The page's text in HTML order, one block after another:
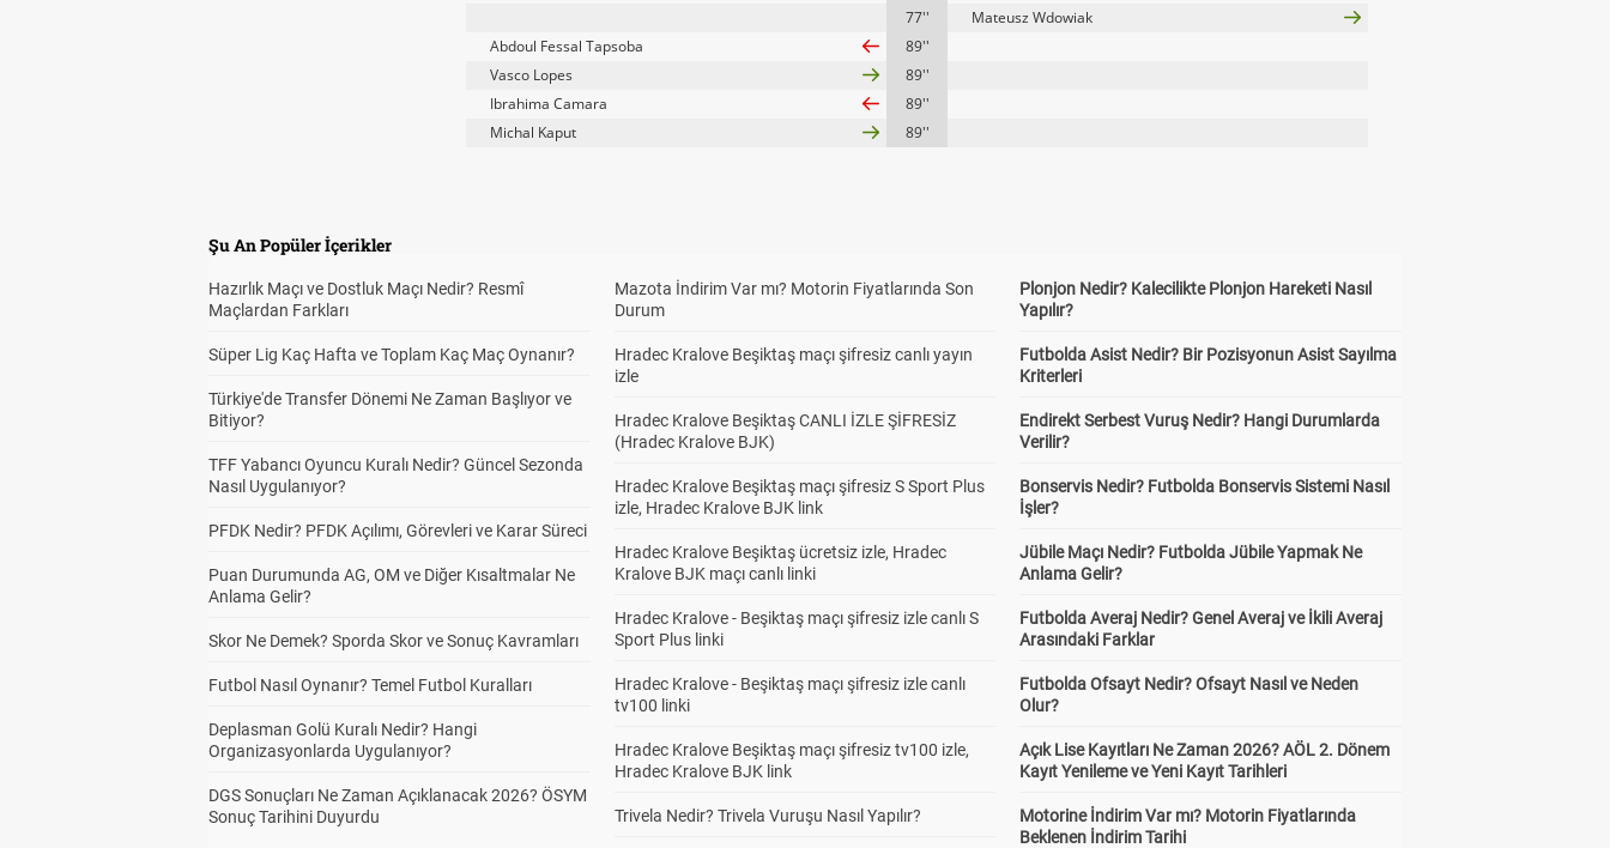
77''
Mateusz Wdowiak
Abdoul Fessal Tapsoba
89''
Vasco Lopes
89''
Ibrahima Camara
89''
Michal Kaput
89''
Şu An Popüler İçerikler
Hazırlık Maçı ve Dostluk Maçı Nedir? Resmî
Maçlardan Farkları
Süper Lig Kaç Hafta ve Toplam Kaç Maç Oynanır?
Türkiye'de Transfer Dönemi Ne Zaman Başlıyor ve
Bitiyor?
TFF Yabancı Oyuncu Kuralı Nedir? Güncel Sezonda
Nasıl Uygulanıyor?
PFDK Nedir? PFDK Açılımı, Görevleri ve Karar Süreci
Puan Durumunda AG, OM ve Diğer Kısaltmalar Ne
Anlama Gelir?
Skor Ne Demek? Sporda Skor ve Sonuç Kavramları
Futbol Nasıl Oynanır? Temel Futbol Kuralları
Deplasman Golü Kuralı Nedir? Hangi
Organizasyonlarda Uygulanıyor?
DGS Sonuçları Ne Zaman Açıklanacak 2026? ÖSYM
Sonuç Tarihini Duyurdu
Mazota İndirim Var mı? Motorin Fiyatlarında Son
Durum
Hradec Kralove Beşiktaş maçı şifresiz canlı yayın
izle
Hradec Kralove Beşiktaş CANLI İZLE ŞİFRESİZ
(Hradec Kralove BJK)
Hradec Kralove Beşiktaş maçı şifresiz S Sport Plus
izle, Hradec Kralove BJK link
Hradec Kralove Beşiktaş ücretsiz izle, Hradec
Kralove BJK maçı canlı linki
Hradec Kralove - Beşiktaş maçı şifresiz izle canlı S
Sport Plus linki
Hradec Kralove - Beşiktaş maçı şifresiz izle canlı
tv100 linki
Hradec Kralove Beşiktaş maçı şifresiz tv100 izle,
Hradec Kralove BJK link
Trivela Nedir? Trivela Vuruşu Nasıl Yapılır?
Plonjon Nedir? Kalecilikte Plonjon Hareketi Nasıl
Yapılır?
Futbolda Asist Nedir? Bir Pozisyonun Asist Sayılma
Kriterleri
Endirekt Serbest Vuruş Nedir? Hangi Durumlarda
Verilir?
Bonservis Nedir? Futbolda Bonservis Sistemi Nasıl
İşler?
Jübile Maçı Nedir? Futbolda Jübile Yapmak Ne
Anlama Gelir?
Futbolda Averaj Nedir? Genel Averaj ve İkili Averaj
Arasındaki Farklar
Futbolda Ofsayt Nedir? Ofsayt Nasıl ve Neden
Olur?
Açık Lise Kayıtları Ne Zaman 2026? AÖL 2. Dönem
Kayıt Yenileme ve Yeni Kayıt Tarihleri
Motorine İndirim Var mı? Motorin Fiyatlarında
Beklenen İndirim Tarihi